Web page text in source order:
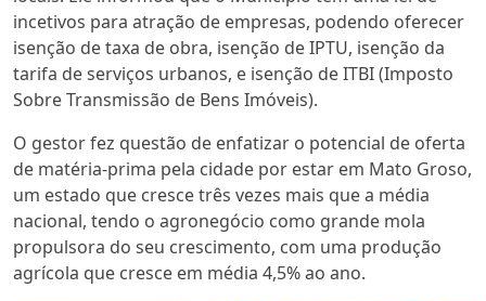
incetivos para atração de empresas, podendo oferecer
isenção de taxa de obra, isenção de IPTU, isenção da
tarifa de serviços urbanos, e isenção de ITBI (Imposto
Sobre Transmissão de Bens Imóveis).
O gestor fez questão de enfatizar o potencial de oferta
de matéria-prima pela cidade por estar em Mato Groso,
um estado que cresce três vezes mais que a média
nacional, tendo o agronegócio como grande mola
propulsora do seu crescimento, com uma produção
agrícola que cresce em média 4,5% ao ano.